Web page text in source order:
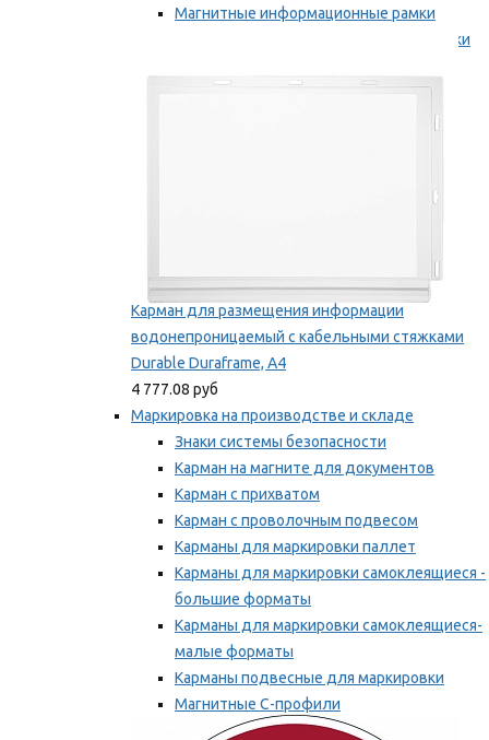
Магнитные информационные рамки
Самоклеящиеся информационные рамки
Карман для размещения информации
водонепроницаемый с кабельными стяжками
Durable Duraframe, А4
4 777.08 руб
Маркировка на производстве и складе
Знаки системы безопасности
Карман на магните для документов
Карман с прихватом
Карман с проволочным подвесом
Карманы для маркировки паллет
Карманы для маркировки самоклеящиеся -
большие форматы
Карманы для маркировки самоклеящиеся-
малые форматы
Карманы подвесные для маркировки
Магнитные С-профили
Напольная маркировка